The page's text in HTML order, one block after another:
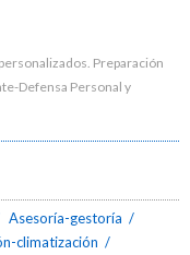
Preparación
Defensa Personal y
Asesoría-gestoría
climatización